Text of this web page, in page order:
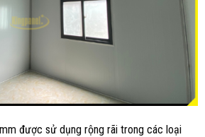
được sử dụng rộng rãi trong các loại